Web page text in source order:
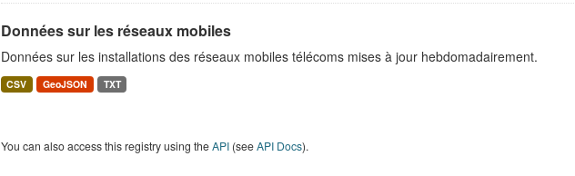
Données sur les réseaux mobiles
Données sur les installations des réseaux mobiles télécoms mises à jour hebdomadairement.
CSV GeoJSON TXT
You can also access this registry using theAPI(seeAPI Docs).